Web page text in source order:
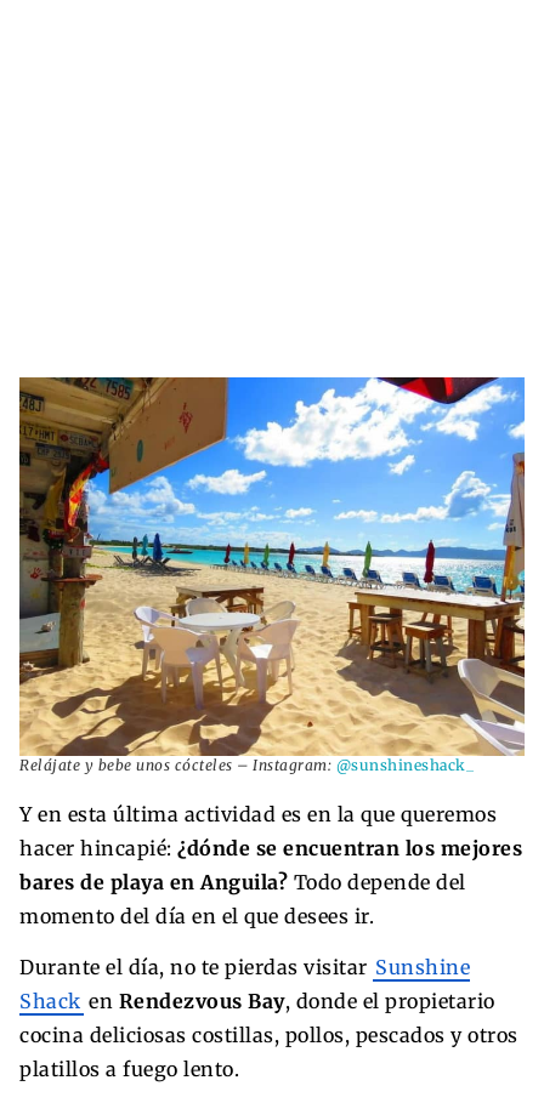
Relájate y bebe unos cócteles – Instagram: @sunshineshack_
Y en esta última actividad es en la que queremos
hacer hincapié: ¿dónde se encuentran los mejores
bares de playa en Anguila? Todo depende del
momento del día en el que desees ir.
Durante el día, no te pierdas visitar Sunshine
Shack en Rendezvous Bay, donde el propietario
cocina deliciosas costillas, pollos, pescados y otros
platillos a fuego lento.